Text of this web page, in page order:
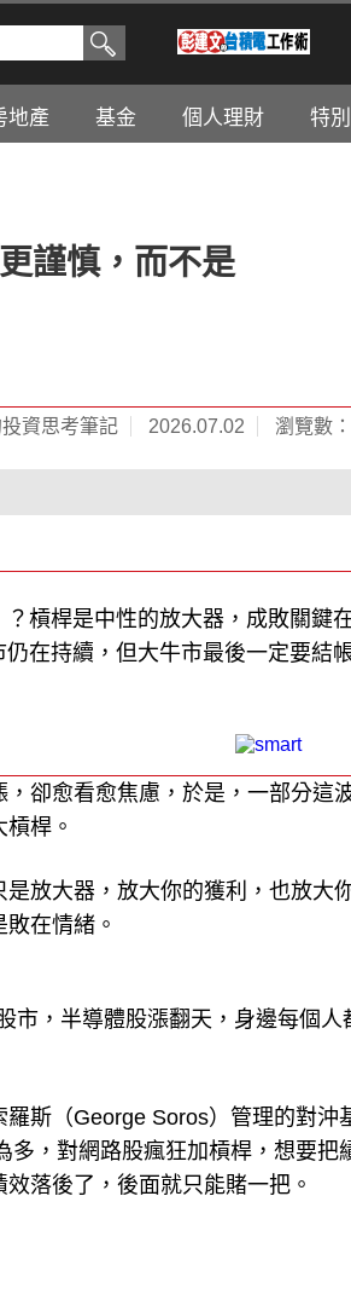
地產 基金 個人理財 特
謹慎，而不是
資思考筆記 2026.07.02 瀏覽數
槓桿是中性的放大器，成敗關鍵
在持續，但大牛市最後一定要結
卻愈看愈焦慮，於是，一部分這
桿。
放大器，放大你的獲利，也放大
在情緒。
市，半導體股漲翻天，身邊每個人
斯（George Soros）管理的對沖
多，對網路股瘋狂加槓桿，想要把
落後了，後面就只能賭一把。